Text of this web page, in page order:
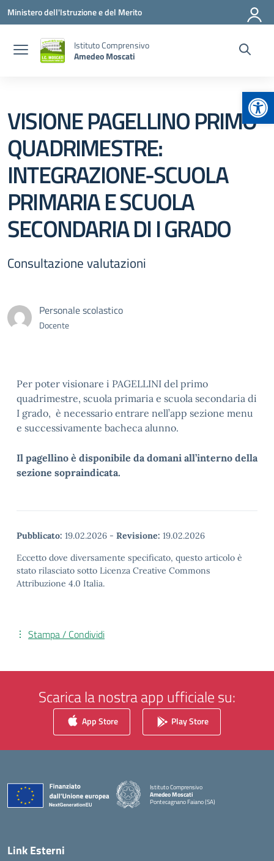
Vai ai contenuti
Vai al menu di navigazione
Vai al footer
Ministero dell'Istruzione e del Merito
Istituto Comprensivo
Amedeo Moscati
VISIONE PAGELLINO PRIMO
QUADRIMESTRE:
INTEGRAZIONE-SCUOLA
PRIMARIA E SCUOLA
SECONDARIA DI I GRADO
Consultazione valutazioni
Personale scolastico
Docente
Per poter visionare i PAGELLINI del primo
quadrimestre, scuola primaria e scuola secondaria di
I grado, è necessario entrare nell’app sezione menu
e successivamente bacheca alunno.
Il pagellino è disponibile da domani all’interno della
sezione sopraindicata.
Pubblicato: 19.02.2026 - Revisione: 19.02.2026
Eccetto dove diversamente specificato, questo articolo è
stato rilasciato sotto Licenza Creative Commons
Attribuzione 4.0 Italia.
Stampa / Condividi
Scarica la nostra app ufficiale su:
App Store Play Store
Istituto Comprensivo
Amedeo Moscati
Pontecagnano Faiano (SA)
— Visita la pagina iniziale della scuola
Link Esterni